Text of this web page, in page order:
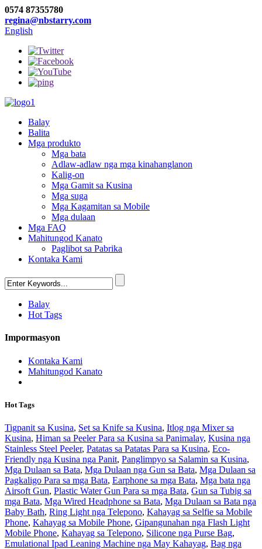
0574 87355780
regina@nbstarry.com
English
Balay
Balita
Mga produkto
Mga bata
Adlaw-adlaw nga mga kinahanglanon
Kalig-on
Mga Gamit sa Kusina
Mga suga
Mga Kagamitan sa Mobile
Mga dulaan
Mga FAQ
Mahitungod Kanato
Paglibot sa Pabrika
Kontaka Kami
Balay
Hot Tags
Impormasyon
Kontaka Kami
Mahitungod Kanato
Hot Tags
Tigpanit sa Kusina, Set sa Knife sa Kusina, Itlog nga Mixer sa
Kusina, Himan sa Peeler Para sa Kusina sa Panimalay, Kusina nga
Stainless Steel Peeler, Patatas sa Patatas Para sa Kusina, Eco-
Friendly nga Kusina nga Panit, Panglimpyo sa Salamin sa Kusina,
Mga Dulaan sa Bata, Mga Dulaan nga Gun sa Bata, Mga Dulaan sa
Pagkaligo Para sa mga Bata, Earphone sa mga Bata, Mga bata nga
Airsoft Gun, Plastic Water Gun Para sa mga Bata, Gun sa Tubig sa
mga Bata, Mga Wired Headphone sa Bata, Mga Dulaan sa Bata nga
Baby Bath, Ring Light nga Telepono, Kahayag sa Selfie sa Mobile
Phone, Kahayag sa Mobile Phone, Gipangunahan nga Flash Light
Mobile Phone, Kahayag sa Telepono, Silicone nga Purse Bag,
Emulational Ipad Leaning Machine nga May Kahayag, Bag nga